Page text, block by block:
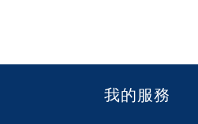
我的服務